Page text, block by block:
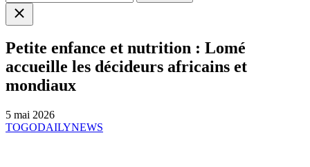
Close
search
Petite enfance et nutrition : Lomé
accueille les décideurs africains et
mondiaux
5 mai 2026
TOGODAILYNEWS